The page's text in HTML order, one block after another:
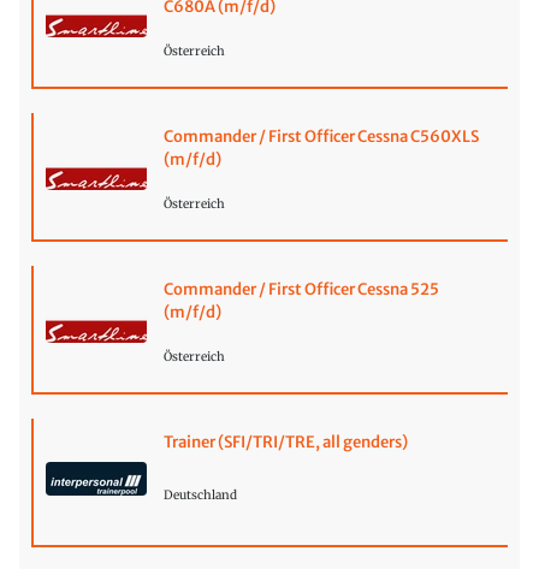
C680A (m/f/d)
Österreich
Commander / First Officer Cessna C560XLS
(m/f/d)
Österreich
Commander / First Officer Cessna 525
(m/f/d)
Österreich
Trainer (SFI/TRI/TRE, all genders)
Deutschland